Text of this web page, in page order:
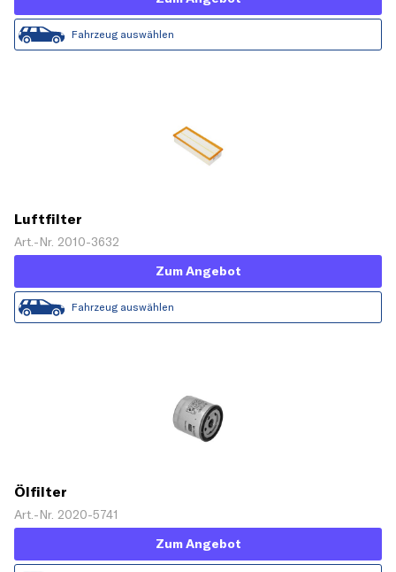
Fahrzeug auswählen
Luftfilter
Art.-Nr. 2010-3632
Zum Angebot
Fahrzeug auswählen
Ölfilter
Art.-Nr. 2020-5741
Zum Angebot